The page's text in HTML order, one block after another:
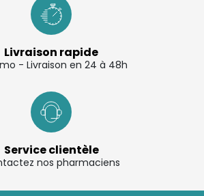
Livraison rapide
- Livraison en 24 à 48h
Service clientèle
nos pharmaciens